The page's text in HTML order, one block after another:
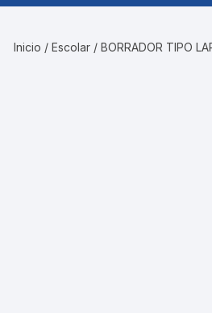
Inicio /Escolar / BORRADOR TIPO